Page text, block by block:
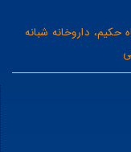
حکیم، داروخانه شبانه